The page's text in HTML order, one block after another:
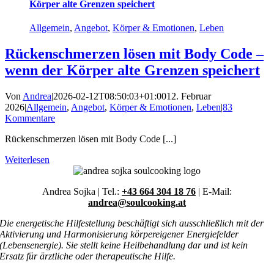
Körper alte Grenzen speichert
Allgemein, Angebot, Körper & Emotionen, Leben
Rückenschmerzen lösen mit Body Code –
wenn der Körper alte Grenzen speichert
Von Andrea|2026-02-12T08:50:03+01:0012. Februar
2026|Allgemein, Angebot, Körper & Emotionen, Leben|83
Kommentare
Rückenschmerzen lösen mit Body Code [...]
Weiterlesen
Andrea Sojka | Tel.: +43 664 304 18 76 | E-Mail:
andrea@soulcooking.at
Die energetische Hilfestellung beschäftigt sich ausschließlich mit der
Aktivierung und Harmonisierung körpereigener Energiefelder
(Lebensenergie). Sie stellt keine Heilbehandlung dar und ist kein
Ersatz für ärztliche oder therapeutische Hilfe.